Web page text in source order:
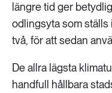
längre tid ger
odlingsyta som
två, för att sedan
De allra lägsta
handfull hållbara